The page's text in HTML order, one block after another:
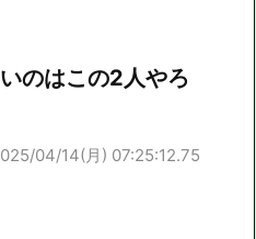
のはこの2人やろ
04/14(月) 07:25:12.75